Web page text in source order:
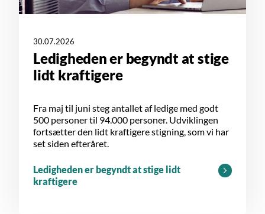
30.07.2026
Ledigheden er begyndt at stige
lidt kraftigere
Fra maj til juni steg antallet af ledige med godt
500 personer til 94.000 personer. Udviklingen
fortsætter den lidt kraftigere stigning, som vi har
set siden efteråret.
Ledigheden er begyndt at stige lidt
kraftigere